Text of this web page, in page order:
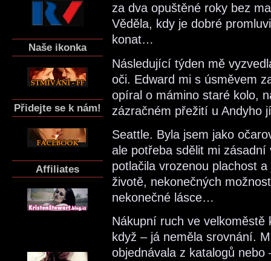
Naše ikonka
Přidejte se k nám!
Affiliates
za dva opuštěné roky bez
Věděla, kdy je dobré
konat…
Následující týden mě
oči. Edward mi s úsměvem
opíral o mámino staré kolo,
zázračném přežití u Andyho
Seattle. Byla jsem jako
ale potřeba sdělit mi
potlačila vrozenou plachost
životě, nekonečných
nekonečné lásce…
Nákupní ruch ve velkoměstě
když – já neměla srovnání.
objednávala z katalogů